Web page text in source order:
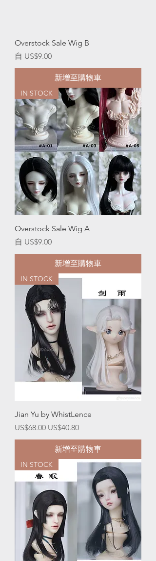
Overstock Sale Wig B
自 US$9.00
促銷價格
新增至購物車
IN STOCK
Overstock Sale Wig A
自 US$9.00
促銷價格
新增至購物車
IN STOCK
Jian Yu by WhistLence
一般價格
US$68.00 促銷價格
US$40.80
新增至購物車
IN STOCK